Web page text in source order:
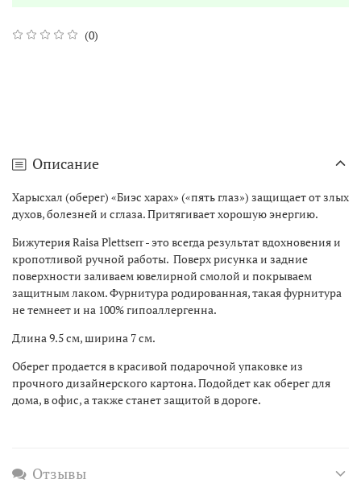
(0)
Описание
Харысхал (оберег) «Биэс харах» («пять глаз») защищает от злых
духов, болезней и сглаза. Притягивает хорошую энергию.
Бижутерия Raisa Plettserr - это всегда результат вдохновения и
кропотливой ручной работы. Поверх рисунка и задние
поверхности заливаем ювелирной смолой и покрываем
защитным лаком. Фурнитура родированная, такая фурнитура
не темнеет и на 100% гипоаллергенна.
Длина 9.5 см, ширина 7 см.
Оберег продается в красивой подарочной упаковке из
прочного дизайнерского картона. Подойдет как оберег для
дома, в офис, а также станет защитой в дороге.
Отзывы